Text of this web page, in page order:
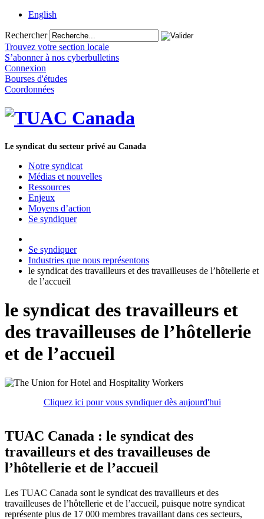
English
Rechercher
Trouvez votre section locale
S’abonner à nos cyberbulletins
Connexion
Bourses d'études
Coordonnées
Le syndicat du secteur privé au Canada
Notre syndicat
Médias et nouvelles
Ressources
Enjeux
Moyens d’action
Se syndiquer
Se syndiquer
Industries que nous représentons
le syndicat des travailleurs et des travailleuses de l’hôtellerie et
de l’accueil
le syndicat des travailleurs et
des travailleuses de l’hôtellerie
et de l’accueil
Cliquez ici pour vous syndiquer dès aujourd'hui
TUAC Canada : le syndicat des
travailleurs et des travailleuses de
l’hôtellerie et de l’accueil
Les TUAC Canada sont le syndicat des travailleurs et des
travailleuses de l’hôtellerie et de l’accueil, puisque notre syndicat
représente plus de 17 000 membres travaillant dans ces secteurs,